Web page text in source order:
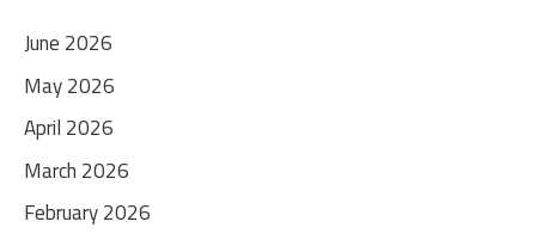
June 2026
May 2026
April 2026
March 2026
February 2026